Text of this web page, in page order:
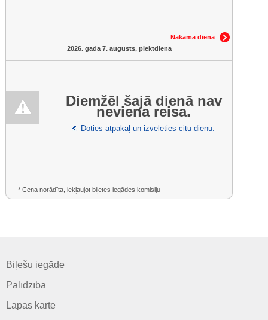
Nākamā diena
2026. gada 7. augusts, piektdiena
Diemžēl šajā dienā nav
neviena reisa.
Doties atpakaļ un izvēlēties citu dienu.
* Cena norādīta, iekļaujot biļetes iegādes komisiju
Biļešu iegāde
Palīdzība
Lapas karte